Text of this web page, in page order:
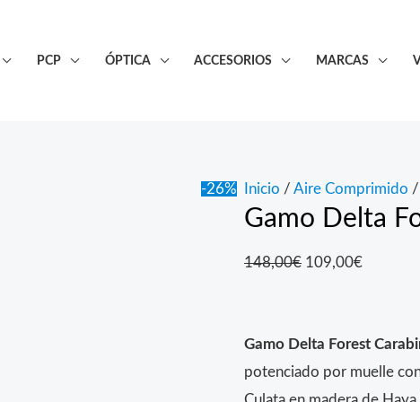
PCP ÓPTICA ACCESORIOS MARCAS
-26% Inicio / Aire Comprimido /
Gamo Delta
148,00€ El
era:
148,00€.
109,00€El
es:
Gamo Delta Forest
potenciado por muelle